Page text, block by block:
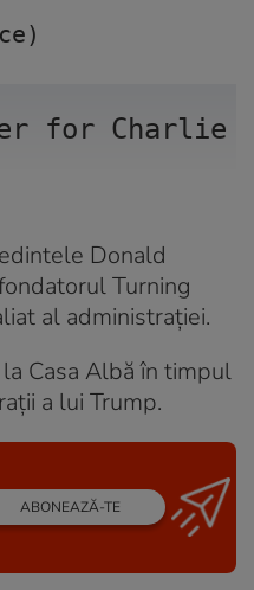
for Charlie
Donald
Turning
al administrației.
Casa Albă în timpul
a lui Trump.
ABONEAZĂ-TE